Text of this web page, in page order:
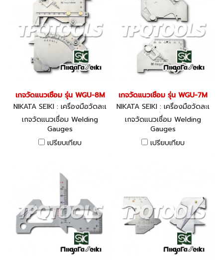
เกจวัดแนวเชื่อม รุ่น WGU-8M
NIKATA SEIKI : เครื่องมือวัดละเ
อียด
เกจวัดแนวเชื่อม Welding
Gauges
เปรียบเทียบ
เกจวัดแนวเชื่อม รุ่น WGU-7M
NIKATA SEIKI : เครื่องมือวัดละเ
อียด
เกจวัดแนวเชื่อม Welding
Gauges
เปรียบเทียบ